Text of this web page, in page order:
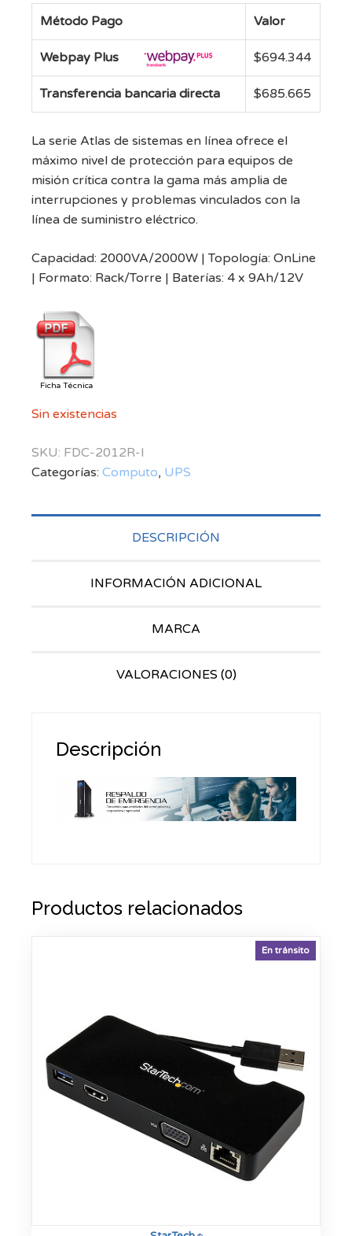
Método Pago Valor
Webpay Plus $694.344
Transferencia bancaria directa $685.665
La serie Atlas de sistemas en línea ofrece el
máximo nivel de protección para equipos de
misión crítica contra la gama más amplia de
interrupciones y problemas vinculados con la
línea de suministro eléctrico.
Capacidad: 2000VA/2000W | Topología: OnLine
| Formato: Rack/Torre | Baterías: 4 x 9Ah/12V
Ficha Técnica
Sin existencias
SKU: FDC-2012R-I
Categorías: Computo, UPS
DESCRIPCIÓN
INFORMACIÓN ADICIONAL
MARCA
VALORACIONES (0)
Descripción
Productos relacionados
En tránsito